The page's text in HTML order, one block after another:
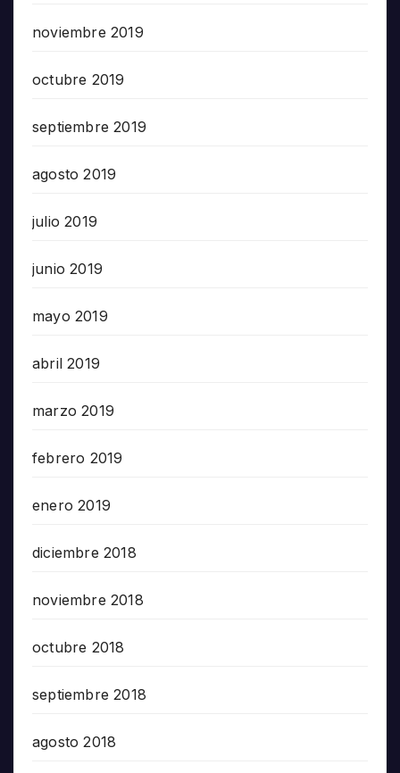
noviembre 2019
octubre 2019
septiembre 2019
agosto 2019
julio 2019
junio 2019
mayo 2019
abril 2019
marzo 2019
febrero 2019
enero 2019
diciembre 2018
noviembre 2018
octubre 2018
septiembre 2018
agosto 2018